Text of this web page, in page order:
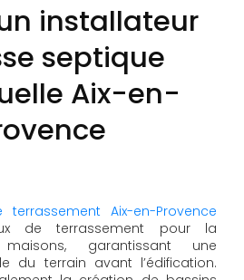
installateur
septique
Aix-en-
Aix-en-Provence
de terrassement pour la
garantissant une
du terrain avant l’édification.